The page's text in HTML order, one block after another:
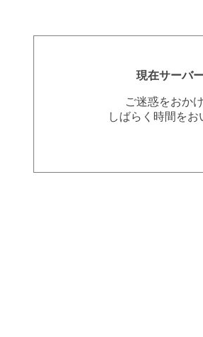
現在サーバ
ご迷惑をおか
しばらく時間を